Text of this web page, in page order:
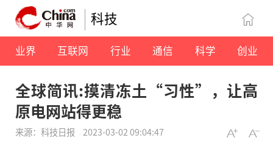
科技
业界 互联网 行业 通信 科学 创业
全球简讯:摸清冻土“习性”，让高
原电网站得更稳
来源：科技日报 2023-03-02 09:04:47